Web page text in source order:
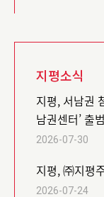
지평소식
지평, 서남권
남권센터’ 출범
2026-07-30
지평, ㈜지평
2026-07-24